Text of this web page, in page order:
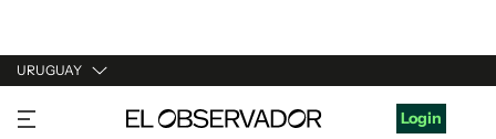
URUGUAY
URUGUAY Login